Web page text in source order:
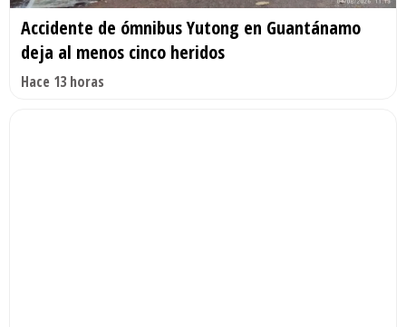
Accidente de ómnibus Yutong en Guantánamo
deja al menos cinco heridos
Hace 13 horas